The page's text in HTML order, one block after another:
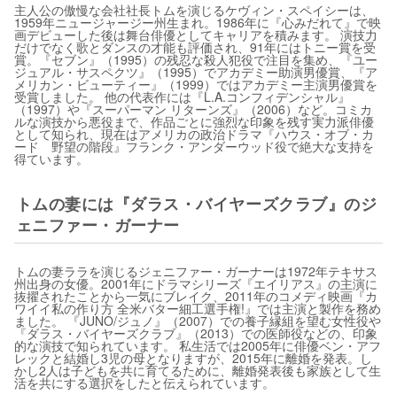
主人公の傲慢な会社社長トムを演じるケヴィン・スペイシーは、
1959年ニュージャージー州生まれ。1986年に『心みだれて』で映
画デビューした後は舞台俳優としてキャリアを積みます。 演技力
だけでなく歌とダンスの才能も評価され、91年にはトニー賞を受
賞。『セブン』（1995）の残忍な殺人犯役で注目を集め、『ユー
ジュアル・サスペクツ』（1995）でアカデミー助演男優賞、『ア
メリカン・ビューティー』（1999）ではアカデミー主演男優賞を
受賞しました。 他の代表作には『L.A.コンフィデンシャル』
（1997）や『スーパーマン リターンズ』（2006）など。コミカ
ルな演技から悪役まで、作品ごとに強烈な印象を残す実力派俳優
として知られ、現在はアメリカの政治ドラマ『ハウス・オブ・カ
ード 野望の階段』フランク・アンダーウッド役で絶大な支持を
得ています。
トムの妻には『ダラス・バイヤーズクラブ』のジ
ェニファー・ガーナー
トムの妻ララを演じるジェニファー・ガーナーは1972年テキサス
州出身の女優。2001年にドラマシリーズ『エイリアス』の主演に
抜擢されたことから一気にブレイク、2011年のコメディ映画『カ
ワイイ私の作り方 全米バター細工選手権!』では主演と製作を務め
ました。 『JUNO/ジュノ』（2007）での養子縁組を望む女性役や
『ダラス・バイヤーズクラブ』（2013）での医師役などの、印象
的な演技で知られています。 私生活では2005年に俳優ベン・アフ
レックと結婚し3児の母となりますが、2015年に離婚を発表。し
かし2人は子どもを共に育てるために、離婚発表後も家族として生
活を共にする選択をしたと伝えられています。